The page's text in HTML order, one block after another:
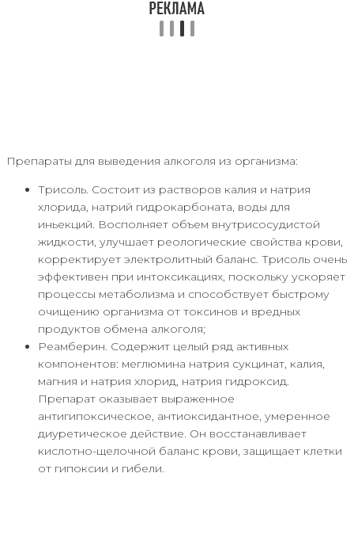
Препараты для выведения алкоголя из организма:
Трисоль. Состоит из растворов калия и натрия
хлорида, натрий гидрокарбоната, воды для
иньекций. Восполняет объем внутрисосудистой
жидкости, улучшает реологические свойства крови,
корректирует электролитный баланс. Трисоль очень
эффективен при интоксикациях, поскольку ускоряет
процессы метаболизма и способствует быстрому
очищению организма от токсинов и вредных
продуктов обмена алкоголя;
Реамберин. Содержит целый ряд активных
компонентов: меглюмина натрия сукцинат, калия,
магния и натрия хлорид, натрия гидроксид.
Препарат оказывает выраженное
антигипоксическое, антиоксидантное, умеренное
диуретическое действие. Он восстанавливает
кислотно-щелочной баланс крови, защищает клетки
от гипоксии и гибели.